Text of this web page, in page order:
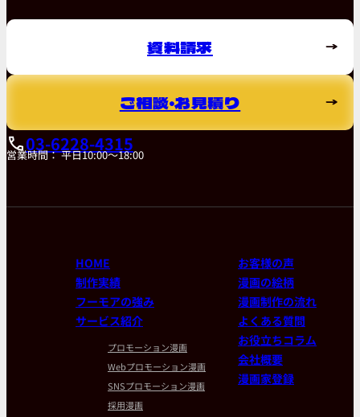
HOME
制作実績
フーモアの強み
サービス紹介
プロモーション漫画
Webプロモーション漫画
SNSプロモーション漫画
採用漫画
お客様の声
漫画の絵柄
漫画制作の流れ
よくある質問
お役立ちコラム
会社概要
漫画家登録
資料請求
ご相談・お見積り
03-6228-4315
営業時間： 平日10:00～18:00